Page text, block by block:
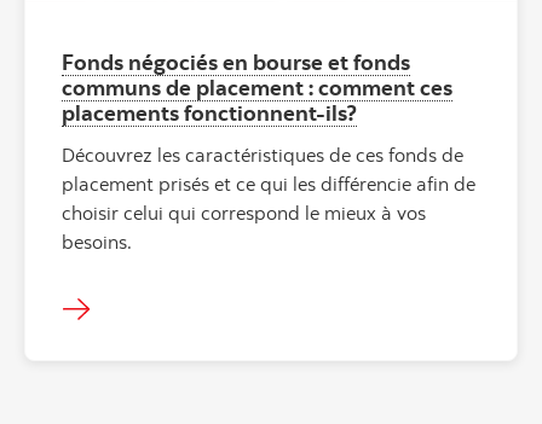
Fonds négociés en bourse et fonds
communs de placement : comment ces
placements fonctionnent-ils?
Découvrez les caractéristiques de ces fonds de
placement prisés et ce qui les différencie afin de
choisir celui qui correspond le mieux à vos
besoins.